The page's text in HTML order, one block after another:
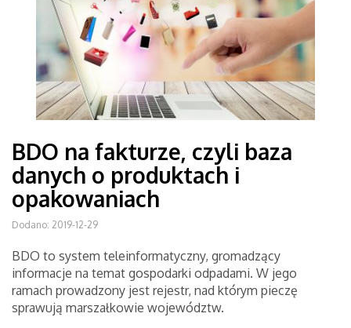
BDO na fakturze, czyli baza
danych o produktach i
opakowaniach
Dodano: 2019-12-29
BDO to system teleinformatyczny, gromadzący
informacje na temat gospodarki odpadami. W jego
ramach prowadzony jest rejestr, nad którym pieczę
sprawują marszałkowie województw.